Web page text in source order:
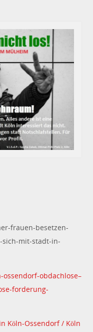
frauen-besetzen-
sich-mit-stadt-in-
obdachlose–
forderung-
Köln-Ossendorf / Köln